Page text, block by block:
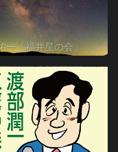
一「福井星の会」